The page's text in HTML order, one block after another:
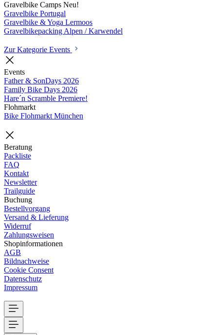
Gravelbike Camps Neu!
Gravelbike Portugal
Gravelbike & Yoga Lermoos
Gravelbikepacking Alpen / Karwendel
Zur Kategorie Events
Events
Father & SonDays 2026
Family Bike Days 2026
Hare´n Scramble Premiere!
Flohmarkt
Bike Flohmarkt München
Beratung
Packliste
FAQ
Kontakt
Newsletter
Trailguide
Buchung
Bestellvorgang
Versand & Lieferung
Widerruf
Zahlungsweisen
Shopinformationen
AGB
Bildnachweise
Cookie Consent
Datenschutz
Impressum